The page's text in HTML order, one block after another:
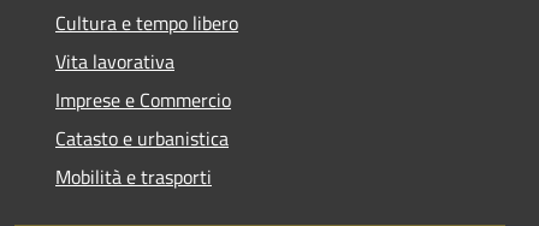
Cultura e tempo libero
Vita lavorativa
Imprese e Commercio
Catasto e urbanistica
Mobilità e trasporti